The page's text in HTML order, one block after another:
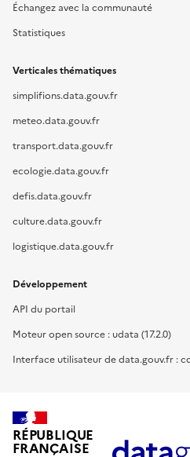
Échangez avec la communauté
Statistiques
Verticales thématiques
simplifions.data.gouv.fr
meteo.data.gouv.fr
transport.data.gouv.fr
ecologie.data.gouv.fr
defis.data.gouv.fr
culture.data.gouv.fr
logistique.data.gouv.fr
Développement
API du portail
Moteur open source : udata (17.2.0)
Interface utilisateur de data.gouv.fr :
RÉPUBLIQUE
FRANÇAISE